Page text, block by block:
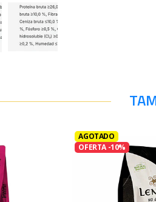
AGOTADO
OFERTA -10%